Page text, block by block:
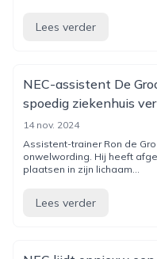
Lees verder
NEC-assistent De
spoedig ziekenhuis
14 nov. 2024
Assistent-trainer Ron de
onwelwording. Hij heeft
plaatsen in zijn lichaam...
Lees verder